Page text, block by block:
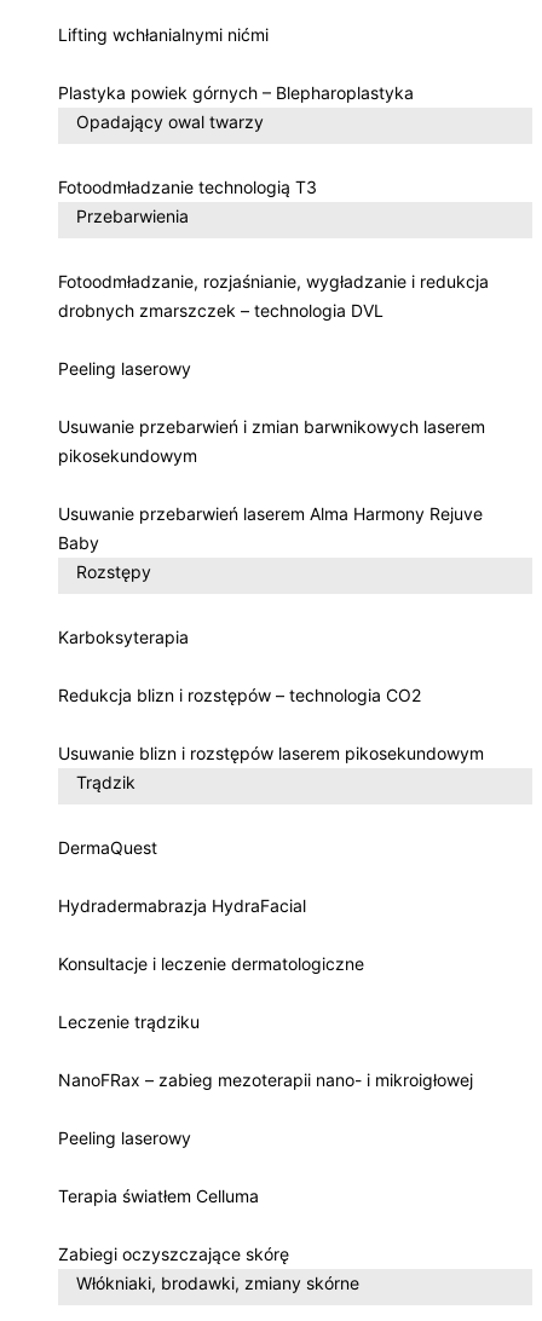
Lifting wchłanialnymi nićmi
Plastyka powiek górnych – Blepharoplastyka
Opadający owal twarzy
Fotoodmładzanie technologią T3
Przebarwienia
Fotoodmładzanie, rozjaśnianie, wygładzanie i redukcja
drobnych zmarszczek – technologia DVL
Peeling laserowy
Usuwanie przebarwień i zmian barwnikowych laserem
pikosekundowym
Usuwanie przebarwień laserem Alma Harmony Rejuve
Baby
Rozstępy
Karboksyterapia
Redukcja blizn i rozstępów – technologia CO2
Usuwanie blizn i rozstępów laserem pikosekundowym
Trądzik
DermaQuest
Hydradermabrazja HydraFacial
Konsultacje i leczenie dermatologiczne
Leczenie trądziku
NanoFRax – zabieg mezoterapii nano- i mikroigłowej
Peeling laserowy
Terapia światłem Celluma
Zabiegi oczyszczające skórę
Włókniaki, brodawki, zmiany skórne